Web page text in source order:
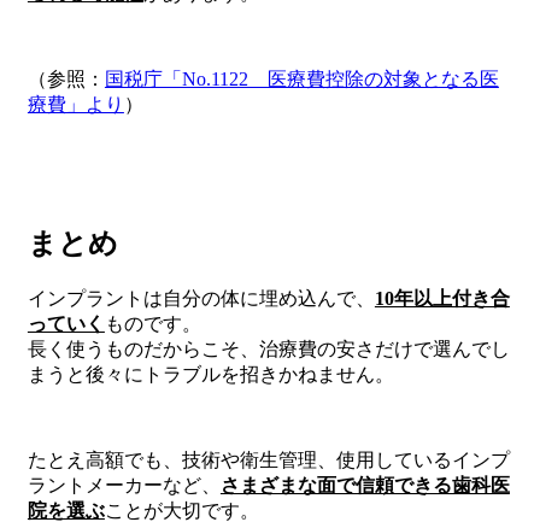
（参照： 国税庁「No.1122 医療費控除の対象となる医
療費」より ）
まとめ
インプラントは自分の体に埋め込んで、 10年以上付き合
っていく ものです。
長く使うものだからこそ、治療費の安さだけで選んでし
まうと後々にトラブルを招きかねません。
たとえ高額でも、技術や衛生管理、使用しているインプ
ラントメーカーなど、
さまざまな面で信頼できる歯科医
院を選ぶことが大切です。